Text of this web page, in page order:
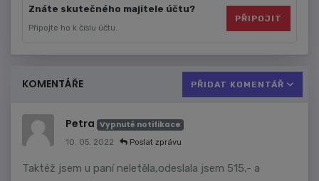
Znáte skutečného majitele účtu?
Připojte ho k číslu účtu.
PŘIPOJIT
KOMENTÁŘE PŘIDAT KOMENTÁŘ
Petra Vypnuté notifikace
10. 05. 2022 Poslat zprávu
Taktéž jsem u paní neletěla,odeslala jsem 515,- a